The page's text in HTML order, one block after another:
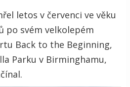
letos v červenci ve věku
po svém velkolepém
Back to the Beginning,
Parku v Birminghamu,